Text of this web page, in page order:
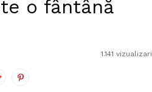
o fântână
1.141 vizualizari